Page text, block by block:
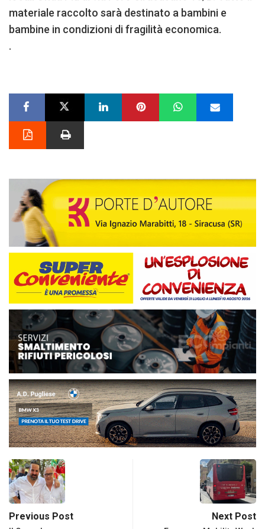
materiale raccolto sarà destinato a bambini e
bambine in condizioni di fragilità economica.
.
Previous Post Next Post